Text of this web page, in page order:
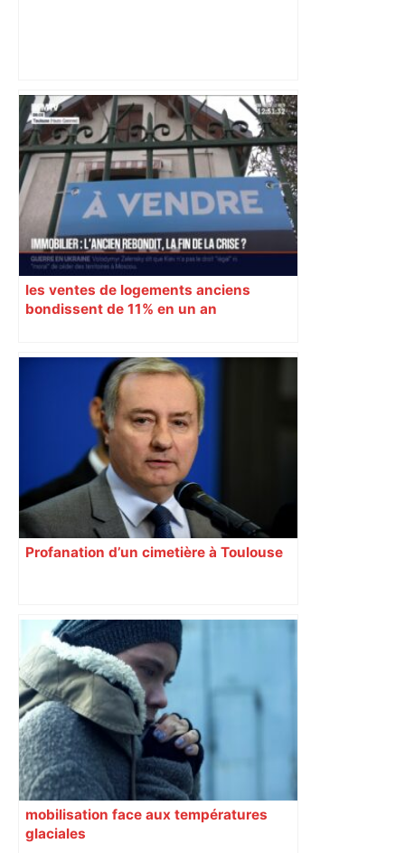
Top 14: comment Perpignan a une
nouvelle fois fait tomber Toulouse? –
RMC Sport
les ventes de logements anciens
bondissent de 11% en un an
Profanation d’un cimetière à Toulouse
mobilisation face aux températures
glaciales